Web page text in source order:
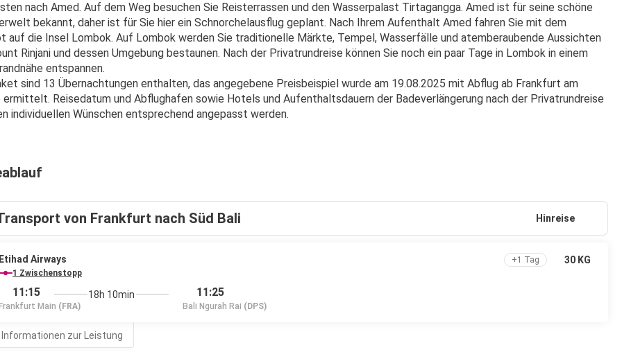
nach Amed. Auf dem Weg besuchen Sie Reisterrassen und den Wasserpalast Tirtagangga. Amed ist für seine schöne
bekannt, daher ist für Sie hier ein Schnorchelausflug geplant. Nach Ihrem Aufenthalt Amed fahren Sie mit dem
auf die Insel Lombok. Auf Lombok werden Sie traditionelle Märkte, Tempel, Wasserfälle und atemberaubende Aussichten
Rinjani und dessen Umgebung bestaunen. Nach der Privatrundreise können Sie noch ein paar Tage in Lombok in einem
entspannen.
sind 13 Übernachtungen enthalten, das angegebene Preisbeispiel wurde am 19.08.2025 mit Abflug ab Frankfurt am
ermittelt. Reisedatum und Abflughafen sowie Hotels und Aufenthaltsdauern der Badeverlängerung nach der Privatrundreise
individuellen Wünschen entsprechend angepasst werden.
von Frankfurt nach Süd Bali Hinreise
Etihad Airways
1 Zwischenstopp
11:15
Frankfurt Main (FRA)
18h 10min 11:25
Bali Ngurah Rai (DPS)
+1 Tag 30 KG
zur Leistung